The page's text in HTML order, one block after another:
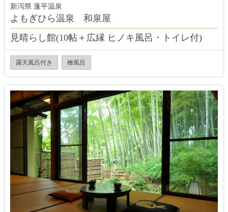
新泻県 蓬平温泉
よもぎひら温泉 和泉屋
見晴らし館(10帖＋広縁 ヒノキ風呂・トイレ付)
露天風呂付き 檜風呂